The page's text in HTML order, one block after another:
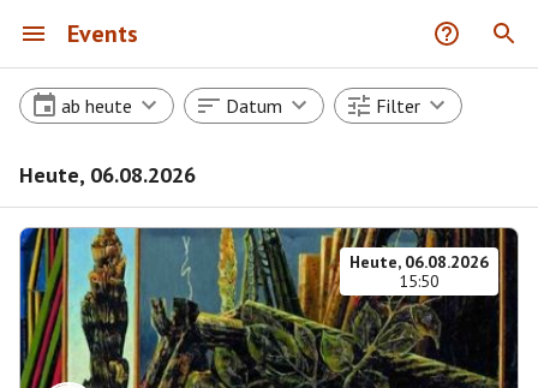
Events
ab heute Datum Filter
Heute, 06.08.2026
Heute, 06.08.2026
15:50